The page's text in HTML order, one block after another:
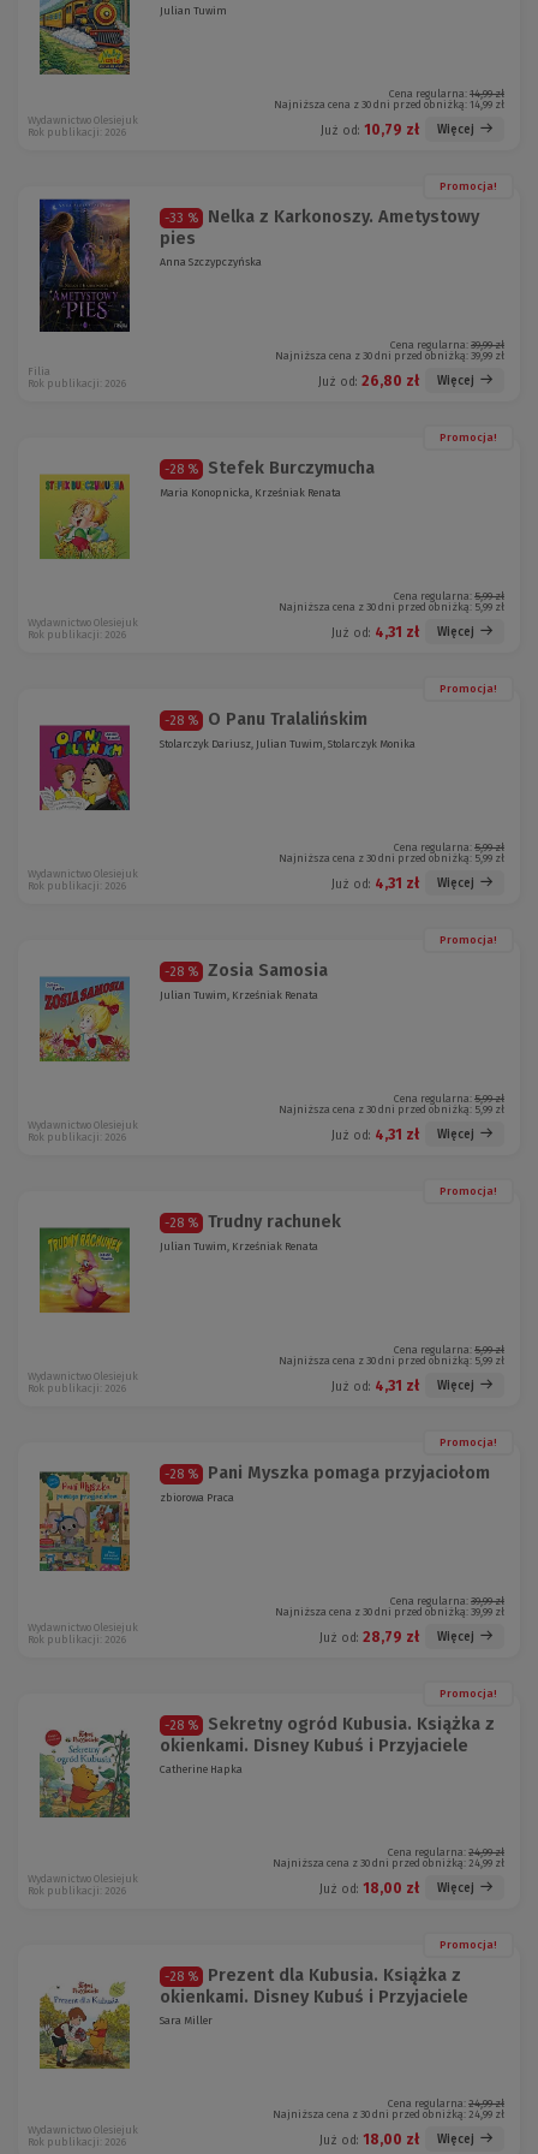
Julian Tuwim
Cena regularna: 14,99 zł
Najniższa cena z 30 dni przed obniżką: 14,99 zł
Już od: 10,79 zł Więcej
Wydawnictwo Olesiejuk
Rok publikacji: 2026
Promocja!
-33 %
Nelka z Karkonoszy. Ametystowy
pies
Anna Szczypczyńska
Cena regularna: 39,99 zł
Najniższa cena z 30 dni przed obniżką: 39,99 zł
Już od: 26,80 zł Więcej
Filia
Rok publikacji: 2026
Promocja!
-28 % Stefek Burczymucha
Maria Konopnicka, Krześniak Renata
Cena regularna: 5,99 zł
Najniższa cena z 30 dni przed obniżką: 5,99 zł
Już od: 4,31 zł Więcej
Wydawnictwo Olesiejuk
Rok publikacji: 2026
Promocja!
-28 % O Panu Tralalińskim
Stolarczyk Dariusz, Julian Tuwim, Stolarczyk Monika
Cena regularna: 5,99 zł
Najniższa cena z 30 dni przed obniżką: 5,99 zł
Już od: 4,31 zł Więcej
Wydawnictwo Olesiejuk
Rok publikacji: 2026
Promocja!
-28 % Zosia Samosia
Julian Tuwim, Krześniak Renata
Cena regularna: 5,99 zł
Najniższa cena z 30 dni przed obniżką: 5,99 zł
Już od: 4,31 zł Więcej
Wydawnictwo Olesiejuk
Rok publikacji: 2026
Promocja!
-28 % Trudny rachunek
Julian Tuwim, Krześniak Renata
Cena regularna: 5,99 zł
Najniższa cena z 30 dni przed obniżką: 5,99 zł
Już od: 4,31 zł Więcej
Wydawnictwo Olesiejuk
Rok publikacji: 2026
Promocja!
-28 % Pani Myszka pomaga przyjaciołom
zbiorowa Praca
Cena regularna: 39,99 zł
Najniższa cena z 30 dni przed obniżką: 39,99 zł
Już od: 28,79 zł Więcej
Wydawnictwo Olesiejuk
Rok publikacji: 2026
Promocja!
-28 %
Sekretny ogród Kubusia. Książka z
okienkami. Disney Kubuś i Przyjaciele
Catherine Hapka
Cena regularna: 24,99 zł
Najniższa cena z 30 dni przed obniżką: 24,99 zł
Już od: 18,00 zł Więcej
Wydawnictwo Olesiejuk
Rok publikacji: 2026
Promocja!
-28 %
Prezent dla Kubusia. Książka z
okienkami. Disney Kubuś i Przyjaciele
Sara Miller
Cena regularna: 24,99 zł
Najniższa cena z 30 dni przed obniżką: 24,99 zł
Już od: 18,00 zł Więcej
Wydawnictwo Olesiejuk
Rok publikacji: 2026